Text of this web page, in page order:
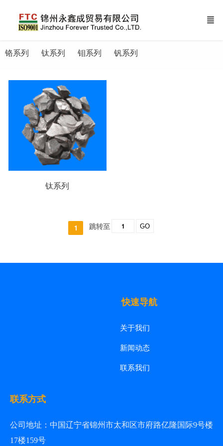
铬系列 钛系列 钼系列 钒系列
钛系列
1 跳转至 GO
快速导航
关于我们
新闻动态
联系我们
联系方式
公司地址： 中国辽宁省锦州市太和区市府路亿隆国际9号楼
17楼159号